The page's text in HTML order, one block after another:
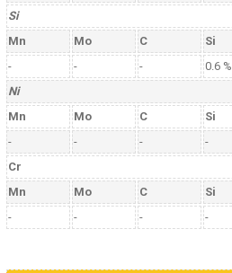
Si
Mn
Mo C Si
-
- - 0.6 %
Ni
Mn
Mo C Si
-
- - -
Cr
Mn
Mo C Si
-
- - -